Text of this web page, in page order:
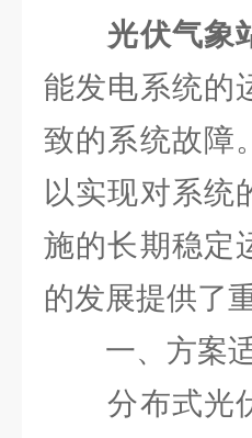
光伏气象
能发电系统的
致的系统故障
以实现对系统
施的长期稳定
的发展提供了
一、方案适
分布式光伏